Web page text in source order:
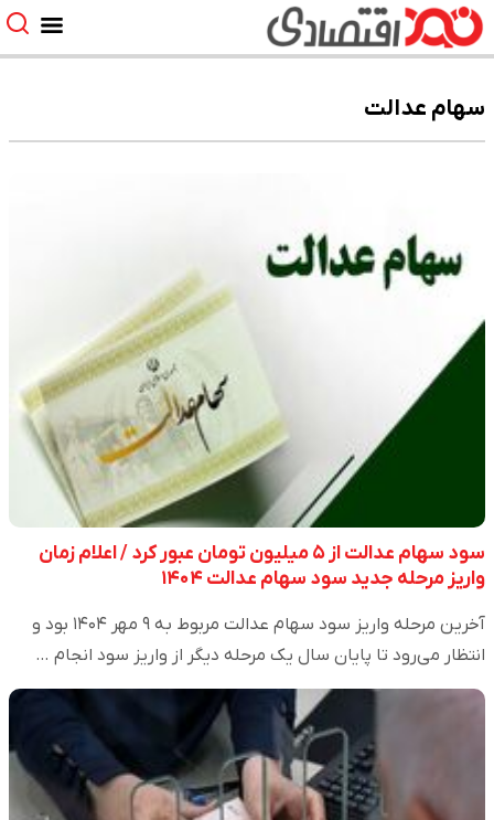
سهام عدالت
سود سهام عدالت از ۵ میلیون تومان عبور کرد / اعلام زمان
واریز مرحله جدید سود سهام عدالت ۱۴۰۴
آخرین مرحله واریز سود سهام عدالت مربوط به ۹ مهر ۱۴۰۴ بود و
انتظار می‌رود تا پایان سال یک مرحله دیگر از واریز سود انجام …